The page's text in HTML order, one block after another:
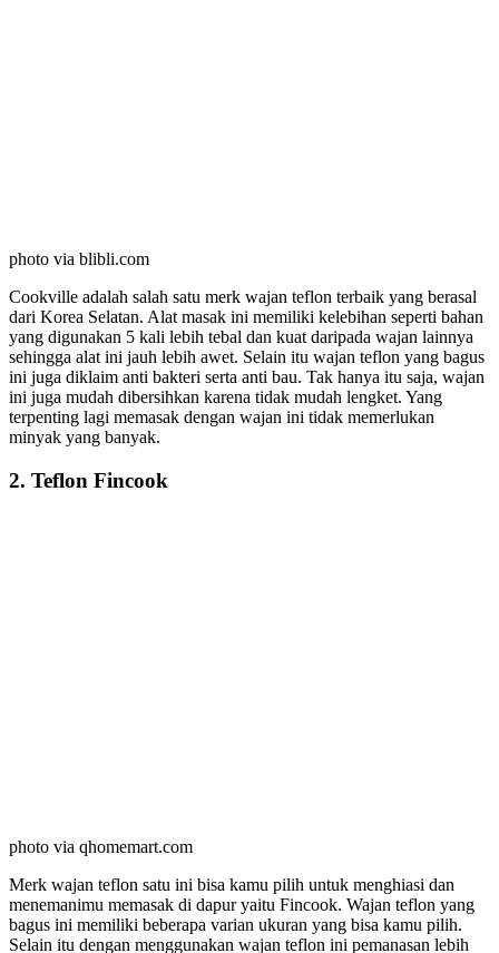
photo via blibli.com
Cookville adalah salah satu merk wajan teflon terbaik yang berasal
dari Korea Selatan. Alat masak ini memiliki kelebihan seperti bahan
yang digunakan 5 kali lebih tebal dan kuat daripada wajan lainnya
sehingga alat ini jauh lebih awet. Selain itu wajan teflon yang bagus
ini juga diklaim anti bakteri serta anti bau. Tak hanya itu saja, wajan
ini juga mudah dibersihkan karena tidak mudah lengket. Yang
terpenting lagi memasak dengan wajan ini tidak memerlukan
minyak yang banyak.
2. Teflon Fincook
photo via qhomemart.com
Merk wajan teflon satu ini bisa kamu pilih untuk menghiasi dan
menemanimu memasak di dapur yaitu Fincook. Wajan teflon yang
bagus ini memiliki beberapa varian ukuran yang bisa kamu pilih.
Selain itu dengan menggunakan wajan teflon ini pemanasan lebih